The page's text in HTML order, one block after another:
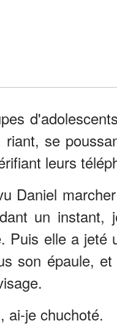
riant, se
leurs
Daniel
un instant,
Puis elle a
son épaule,
ai-je chuchoté.